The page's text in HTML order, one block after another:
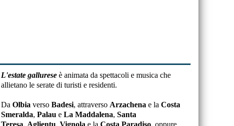
L'estate gallurese è animata da spettacoli e musica che
allietano le serate di turisti e residenti.
Da Olbia verso Badesi, attraverso Arzachena e la Costa
Smeralda, Palau e La Maddalena, Santa
Teresa, Aglientu, Vignola e la Costa Paradiso, oppure